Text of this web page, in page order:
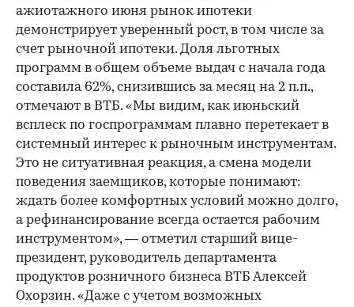
ажиотажного июня рынок ипотеки
демонстрирует уверенный рост, в том числе за
счет рыночной ипотеки. Доля льготных
программ в общем объеме выдач с начала года
составила 62%, снизившись за месяц на 2 п.п.,
отмечают в ВТБ. «Мы видим, как июньский
всплеск по госпрограммам плавно перетекает в
системный интерес к рыночным инструментам.
Это не ситуативная реакция, а смена модели
поведения заемщиков, которые понимают:
ждать более комфортных условий можно долго,
а рефинансирование всегда остается рабочим
инструментом», — отметил старший вице-
президент, руководитель департамента
продуктов розничного бизнеса ВТБ Алексей
Охорзин. «Даже с учетом возможных